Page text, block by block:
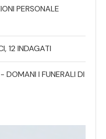
PERSONALE
12 INDAGATI
DOMANI I FUNERALI DI